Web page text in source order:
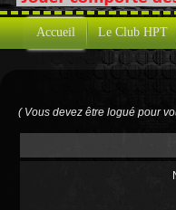
Accueil Le Club HPT
( Vous devez être logué pour